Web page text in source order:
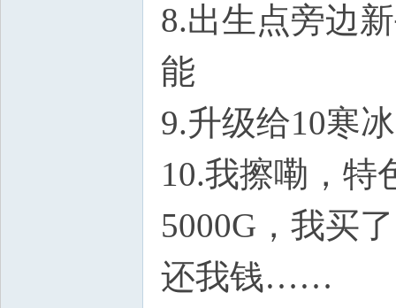
8.出生点旁边
能
9.升级给10寒
10.我擦嘞，特
5000G，我买
还我钱……